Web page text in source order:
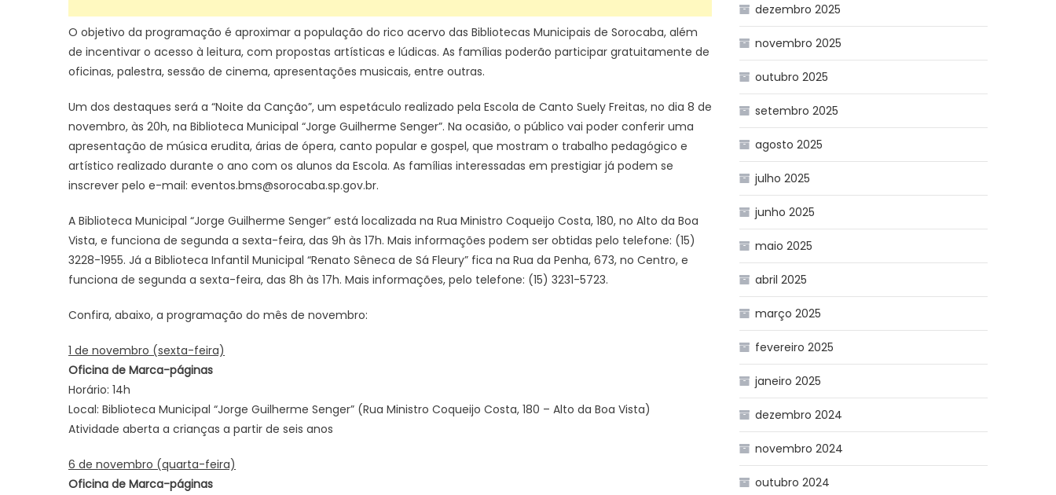
O objetivo da programação é aproximar a população do rico acervo das Bibliotecas Municipais de Sorocaba, além
de incentivar o acesso à leitura, com propostas artísticas e lúdicas. As famílias poderão participar gratuitamente de
oficinas, palestra, sessão de cinema, apresentações musicais, entre outras.
Um dos destaques será a “Noite da Canção”, um espetáculo realizado pela Escola de Canto Suely Freitas, no dia 8 de
novembro, às 20h, na Biblioteca Municipal “Jorge Guilherme Senger”. Na ocasião, o público vai poder conferir uma
apresentação de música erudita, árias de ópera, canto popular e gospel, que mostram o trabalho pedagógico e
artístico realizado durante o ano com os alunos da Escola. As famílias interessadas em prestigiar já podem se
inscrever pelo e-mail: eventos.bms@sorocaba.sp.gov.br.
A Biblioteca Municipal “Jorge Guilherme Senger” está localizada na Rua Ministro Coqueijo Costa, 180, no Alto da Boa
Vista, e funciona de segunda a sexta-feira, das 9h às 17h. Mais informações podem ser obtidas pelo telefone: (15)
3228-1955. Já a Biblioteca Infantil Municipal “Renato Sêneca de Sá Fleury” fica na Rua da Penha, 673, no Centro, e
funciona de segunda a sexta-feira, das 8h às 17h. Mais informações, pelo telefone: (15) 3231-5723.
Confira, abaixo, a programação do mês de novembro:
1 de novembro (sexta-feira)
Oficina de Marca-páginas
Horário: 14h
Local: Biblioteca Municipal “Jorge Guilherme Senger” (Rua Ministro Coqueijo Costa, 180 – Alto da Boa Vista)
Atividade aberta a crianças a partir de seis anos
6 de novembro (quarta-feira)
Oficina de Marca-páginas
dezembro 2025
novembro 2025
outubro 2025
setembro 2025
agosto 2025
julho 2025
junho 2025
maio 2025
abril 2025
março 2025
fevereiro 2025
janeiro 2025
dezembro 2024
novembro 2024
outubro 2024